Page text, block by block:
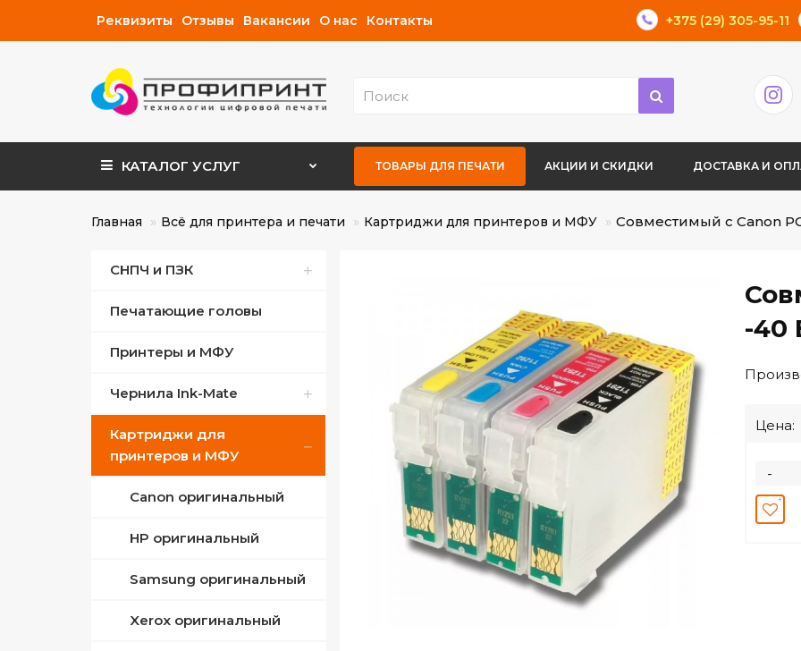
Реквизиты Отзывы Вакансии О нас Контакты +375 (29) 305-95-11
КАТАЛОГ УСЛУГ ТОВАРЫ ДЛЯ ПЕЧАТИ АКЦИИ И СКИДКИ ДОСТАВКА И
Главная Всё для принтера и печати Картриджи для принтеров и МФУ Совместимый с Canon
СНПЧ и ПЗК
СНПЧ для Canon
СНПЧ для Epson
ПЗК для Canon
ПЗК для Epson
Печатающие головы
Принтеры и МФУ
Чернила Ink-Mate
Совместимые Canon
Совместимые Epson
Картриджи для
принтеров и МФУ
Canon оригинальный
HP оригинальный
Samsung оригинальный
Xerox оригинальный
-40
Цена:
-